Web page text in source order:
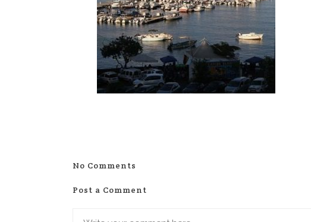
No Comments
Post a Comment